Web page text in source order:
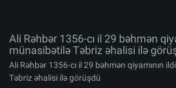
Ali Rəhbər 1356-cı il 29 bəhmən
münasibətilə Təbriz əhalisi ilə
Ali Rəhbər 1356-cı il 29 bəhmən qiyamının
Təbriz əhalisi ilə görüşdü